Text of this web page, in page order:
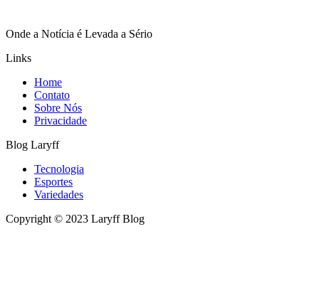
Onde a Notícia é Levada a Sério
Links
Home
Contato
Sobre Nós
Privacidade
Blog Laryff
Tecnologia
Esportes
Variedades
Copyright © 2023 Laryff Blog